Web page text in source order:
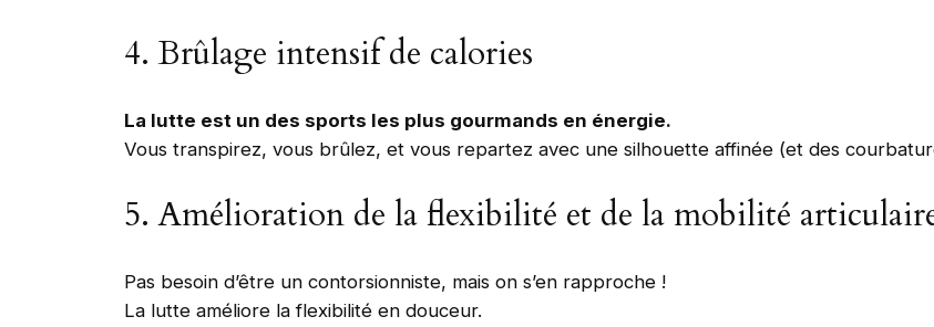
4. Brûlage intensif de calories
La lutte est un des sports les plus gourmands en énergie.
Vous transpirez, vous brûlez, et vous repartez avec une silhouette affinée (et des
5. Amélioration de la flexibilité et de la mobilité
Pas besoin d’être un contorsionniste, mais on s’en rapproche !
La lutte améliore la flexibilité en douceur.